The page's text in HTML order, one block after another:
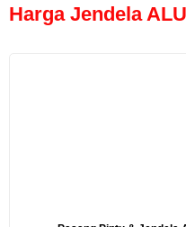
Harga Jendela